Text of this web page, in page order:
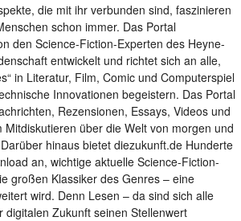
die mit ihr verbunden sind, faszinieren
schon immer. Das Portal
den Science-Fiction-Experten des Heyne-
entwickelt und richtet sich an alle,
in Literatur, Film, Comic und Computerspiel
Innovationen begeistern. Das Portal
Rezensionen, Essays, Videos und
Mitdiskutieren über die Welt von morgen und
hinaus bietet diezukunft.de Hunderte
an, wichtige aktuelle Science-Fiction-
großen Klassiker des Genres – eine
wird. Denn Lesen – da sind sich alle
digitalen Zukunft seinen Stellenwert